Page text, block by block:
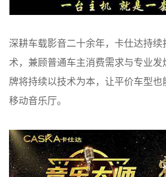
深耕车载影音二十余年，卡仕达持续
术，兼顾普通车主消费需求与专业
牌将持续以技术为本，让平价车型
移动音乐厅。